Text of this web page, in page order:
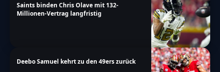
Saints binden Chris Olave mit 132-
Millionen-Vertrag langfristig
Deebo Samuel kehrt zu den 49ers zurück